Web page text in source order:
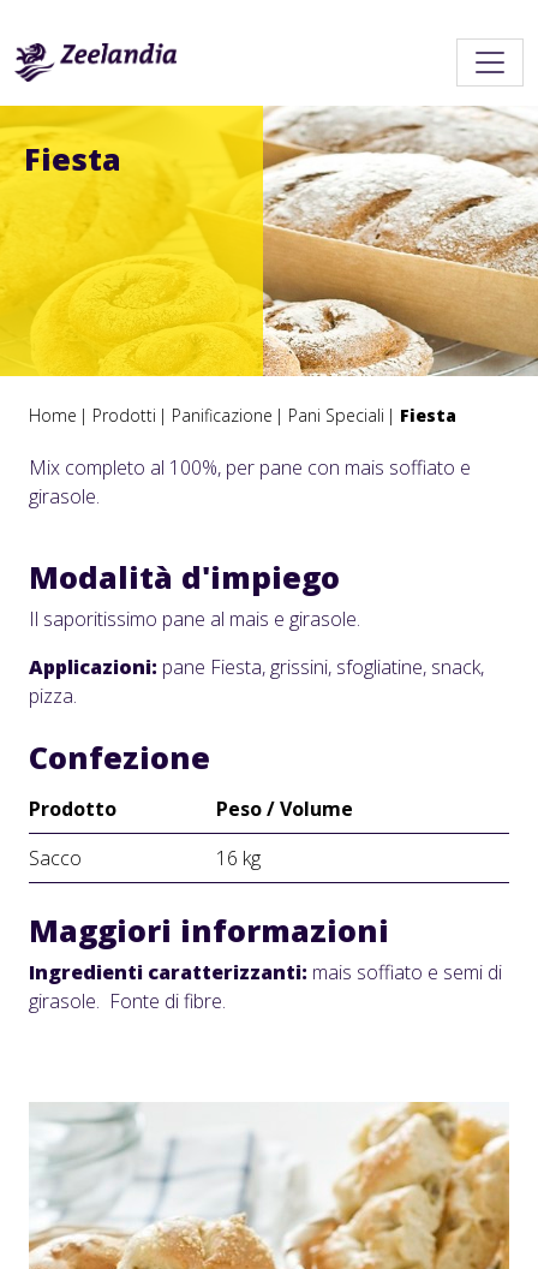
Fiesta
Home Prodotti Panificazione Pani Speciali Fiesta
Mix completo al 100%, per pane con mais soffiato e
girasole.
Modalità d'impiego
Il saporitissimo pane al mais e girasole.
Applicazioni: pane Fiesta, grissini, sfogliatine, snack,
pizza.
Confezione
Prodotto
Peso / Volume
Sacco
16 kg
Maggiori informazioni
Ingredienti caratterizzanti: mais soffiato e semi di
girasole. Fonte di fibre.